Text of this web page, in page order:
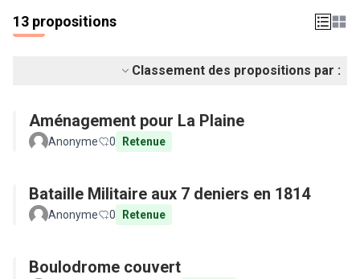
13 propositions
Classement des propositions par :
Aménagement pour La Plaine
Anonyme 0 Retenue
Bataille Militaire aux 7 deniers en 1814
Anonyme 0 Retenue
Boulodrome couvert